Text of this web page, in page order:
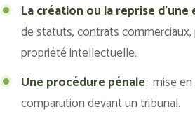
La création ou la reprise
de statuts, contrats
propriété intellectuelle.
Une procédure pénale : mise
comparution devant un tribunal.